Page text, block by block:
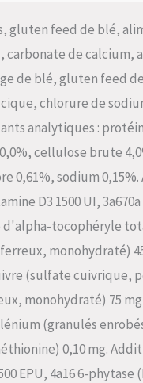
gluten feed de blé,
carbonate de calcium,
de blé, gluten feed
chlorure de
analytiques :
cellulose brute
0,61%, sodium
D3 1500 UI,
tocophéryle
monohydraté)
(sulfate cuivrique,
monohydraté) 75
(granulés
0,10 mg.
EPU, 4a16 6-